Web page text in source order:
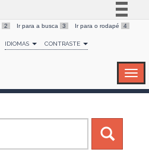
Simplifique!
Comunica BR
Canais
2 Ir para a busca 3 Ir para o rodapé 4
IDIOMAS CONTRASTE